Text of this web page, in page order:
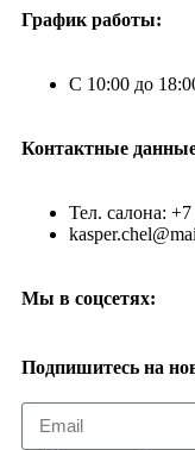
График работы:
С 10:00 до
Контактные
Тел. салона:
Мы в соцсетях:
Подпишитесь на